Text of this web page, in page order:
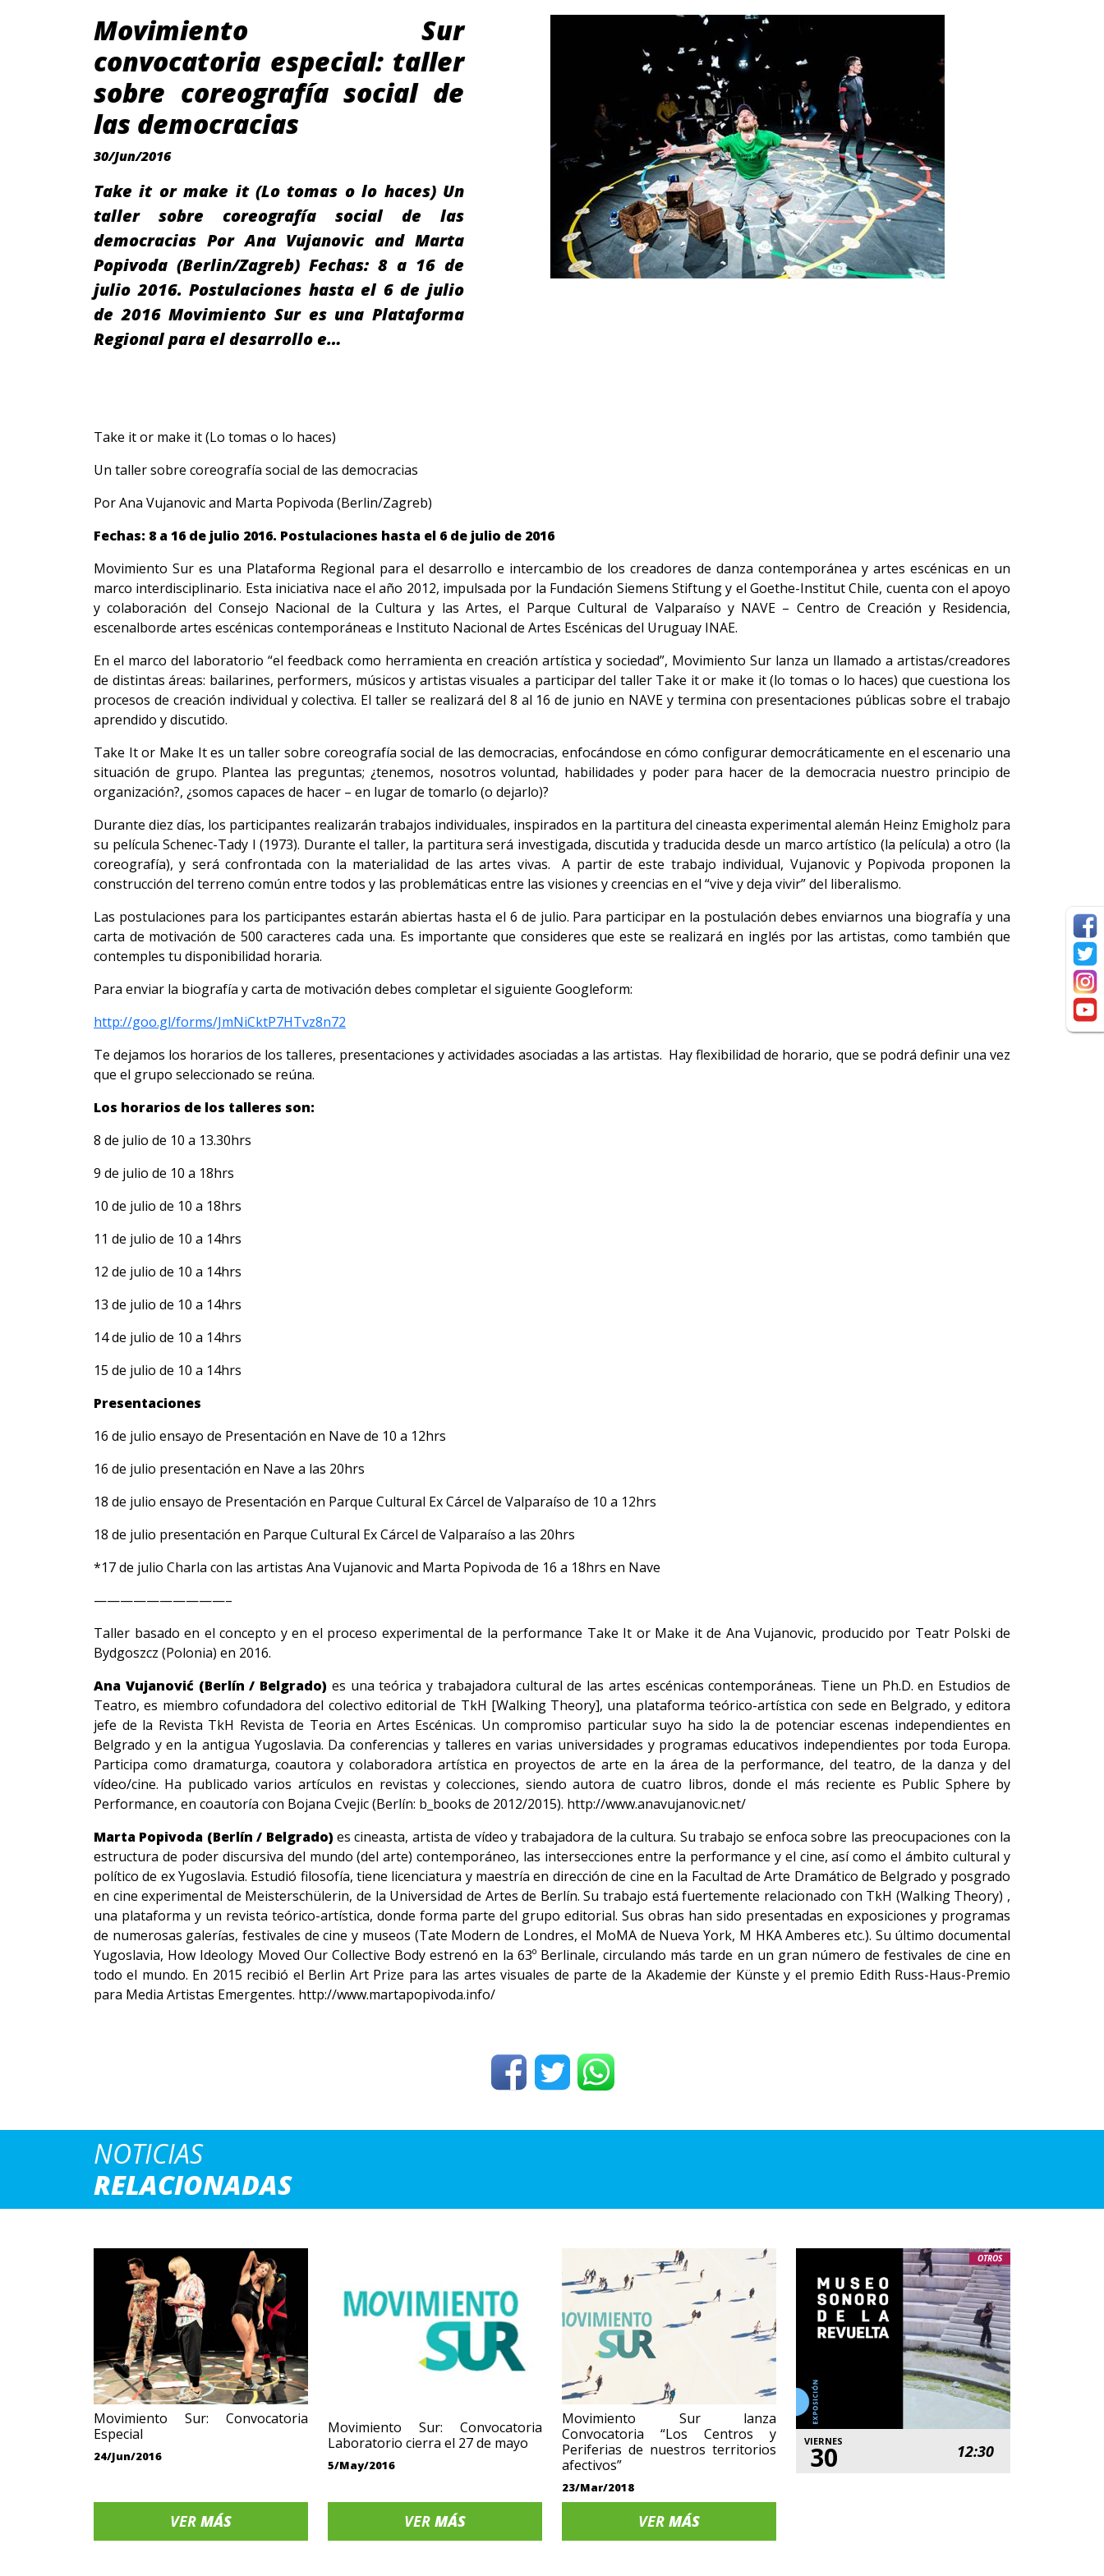
Movimiento Sur
convocatoria especial: taller
sobre coreografía social de
las democracias
30/Jun/2016
Take it or make it (Lo tomas o lo haces) Un
taller sobre coreografía social de las
democracias Por Ana Vujanovic and Marta
Popivoda (Berlin/Zagreb) Fechas: 8 a 16 de
julio 2016. Postulaciones hasta el 6 de julio
de 2016 Movimiento Sur es una Plataforma
Regional para el desarrollo e…
Take it or make it (Lo tomas o lo haces)
Un taller sobre coreografía social de las democracias
Por Ana Vujanovic and Marta Popivoda (Berlin/Zagreb)
Fechas: 8 a 16 de julio 2016. Postulaciones hasta el 6 de julio de 2016
Movimiento Sur es una Plataforma Regional para el desarrollo e intercambio de los creadores de danza contemporánea y artes escénicas en un
marco interdisciplinario. Esta iniciativa nace el año 2012, impulsada por la Fundación Siemens Stiftung y el Goethe-Institut Chile, cuenta con el apoyo
y colaboración del Consejo Nacional de la Cultura y las Artes, el Parque Cultural de Valparaíso y NAVE – Centro de Creación y Residencia,
escenalborde artes escénicas contemporáneas e Instituto Nacional de Artes Escénicas del Uruguay INAE.
En el marco del laboratorio “el feedback como herramienta en creación artística y sociedad”, Movimiento Sur lanza un llamado a artistas/creadores
de distintas áreas: bailarines, performers, músicos y artistas visuales a participar del taller Take it or make it (lo tomas o lo haces) que cuestiona los
procesos de creación individual y colectiva. El taller se realizará del 8 al 16 de junio en NAVE y termina con presentaciones públicas sobre el trabajo
aprendido y discutido.
Take It or Make It es un taller sobre coreografía social de las democracias, enfocándose en cómo configurar democráticamente en el escenario una
situación de grupo. Plantea las preguntas; ¿tenemos, nosotros voluntad, habilidades y poder para hacer de la democracia nuestro principio de
organización?, ¿somos capaces de hacer – en lugar de tomarlo (o dejarlo)?
Durante diez días, los participantes realizarán trabajos individuales, inspirados en la partitura del cineasta experimental alemán Heinz Emigholz para
su película Schenec-Tady I (1973). Durante el taller, la partitura será investigada, discutida y traducida desde un marco artístico (la película) a otro (la
coreografía), y será confrontada con la materialidad de las artes vivas. A partir de este trabajo individual, Vujanovic y Popivoda proponen la
construcción del terreno común entre todos y las problemáticas entre las visiones y creencias en el “vive y deja vivir” del liberalismo.
Las postulaciones para los participantes estarán abiertas hasta el 6 de julio. Para participar en la postulación debes enviarnos una biografía y una
carta de motivación de 500 caracteres cada una. Es importante que consideres que este se realizará en inglés por las artistas, como también que
contemples tu disponibilidad horaria.
Para enviar la biografía y carta de motivación debes completar el siguiente Googleform:
http://goo.gl/forms/JmNiCktP7HTvz8n72
Te dejamos los horarios de los talleres, presentaciones y actividades asociadas a las artistas. Hay flexibilidad de horario, que se podrá definir una vez
que el grupo seleccionado se reúna.
Los horarios de los talleres son:
8 de julio de 10 a 13.30hrs
9 de julio de 10 a 18hrs
10 de julio de 10 a 18hrs
11 de julio de 10 a 14hrs
12 de julio de 10 a 14hrs
13 de julio de 10 a 14hrs
14 de julio de 10 a 14hrs
15 de julio de 10 a 14hrs
Presentaciones
16 de julio ensayo de Presentación en Nave de 10 a 12hrs
16 de julio presentación en Nave a las 20hrs
18 de julio ensayo de Presentación en Parque Cultural Ex Cárcel de Valparaíso de 10 a 12hrs
18 de julio presentación en Parque Cultural Ex Cárcel de Valparaíso a las 20hrs
*17 de julio Charla con las artistas Ana Vujanovic and Marta Popivoda de 16 a 18hrs en Nave
——————————–
Taller basado en el concepto y en el proceso experimental de la performance Take It or Make it de Ana Vujanovic, producido por Teatr Polski de
Bydgoszcz (Polonia) en 2016.
Ana Vujanović (Berlín / Belgrado) es una teórica y trabajadora cultural de las artes escénicas contemporáneas. Tiene un Ph.D. en Estudios de
Teatro, es miembro cofundadora del colectivo editorial de TkH [Walking Theory], una plataforma teórico-artística con sede en Belgrado, y editora
jefe de la Revista TkH Revista de Teoria en Artes Escénicas. Un compromiso particular suyo ha sido la de potenciar escenas independientes en
Belgrado y en la antigua Yugoslavia. Da conferencias y talleres en varias universidades y programas educativos independientes por toda Europa.
Participa como dramaturga, coautora y colaboradora artística en proyectos de arte en la área de la performance, del teatro, de la danza y del
vídeo/cine. Ha publicado varios artículos en revistas y colecciones, siendo autora de cuatro libros, donde el más reciente es Public Sphere by
Performance, en coautoría con Bojana Cvejic (Berlín: b_books de 2012/2015). http://www.anavujanovic.net/
Marta Popivoda (Berlín / Belgrado) es cineasta, artista de vídeo y trabajadora de la cultura. Su trabajo se enfoca sobre las preocupaciones con la
estructura de poder discursiva del mundo (del arte) contemporáneo, las intersecciones entre la performance y el cine, así como el ámbito cultural y
político de ex Yugoslavia. Estudió filosofía, tiene licenciatura y maestría en dirección de cine en la Facultad de Arte Dramático de Belgrado y posgrado
en cine experimental de Meisterschülerin, de la Universidad de Artes de Berlín. Su trabajo está fuertemente relacionado con TkH (Walking Theory) ,
una plataforma y un revista teórico-artística, donde forma parte del grupo editorial. Sus obras han sido presentadas en exposiciones y programas
de numerosas galerías, festivales de cine y museos (Tate Modern de Londres, el MoMA de Nueva York, M HKA Amberes etc.). Su último documental
Yugoslavia, How Ideology Moved Our Collective Body estrenó en la 63º Berlinale, circulando más tarde en un gran número de festivales de cine en
todo el mundo. En 2015 recibió el Berlin Art Prize para las artes visuales de parte de la Akademie der Künste y el premio Edith Russ-Haus-Premio
para Media Artistas Emergentes. http://www.martapopivoda.info/
NOTICIAS
RELACIONADAS
Movimiento Sur: Convocatoria
Especial
24/Jun/2016
VER MÁS
Movimiento Sur: Convocatoria
Laboratorio cierra el 27 de mayo
5/May/2016
VER MÁS
Movimiento Sur lanza
Convocatoria “Los Centros y
Periferias de nuestros territorios
afectivos”
23/Mar/2018
VER MÁS
OTROS
VIERNES
30 12:30